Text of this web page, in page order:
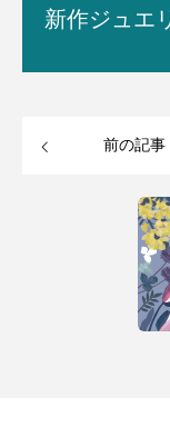
新作ジュエ
前の記事